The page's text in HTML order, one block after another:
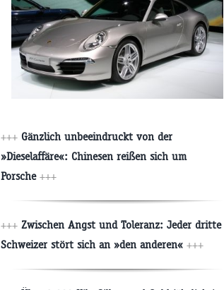
+++ Gänzlich unbeeindruckt von der
»Dieselaffäre«: Chinesen reißen sich um
Porsche +++
+++ Zwischen Angst und Toleranz: Jeder dritte
Schweizer stört sich an »den anderen« +++